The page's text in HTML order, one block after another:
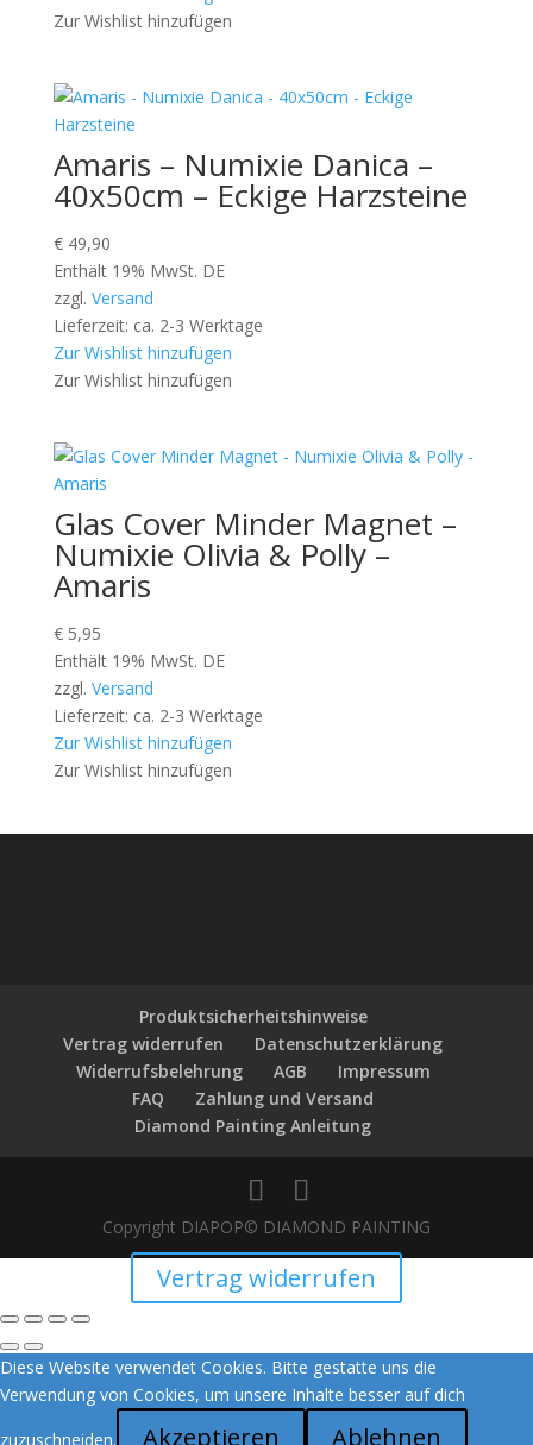
Zur Wishlist hinzufügen
Amaris – Numixie Danica –
40x50cm – Eckige Harzsteine
€49,90
Enthält 19% MwSt. DE
zzgl. Versand
Lieferzeit: ca. 2-3 Werktage
Zur Wishlist hinzufügen
Zur Wishlist hinzufügen
Glas Cover Minder Magnet –
Numixie Olivia & Polly –
Amaris
€5,95
Enthält 19% MwSt. DE
zzgl. Versand
Lieferzeit: ca. 2-3 Werktage
Zur Wishlist hinzufügen
Zur Wishlist hinzufügen
Produktsicherheitshinweise
Vertrag widerrufen
Datenschutzerklärung
Widerrufsbelehrung
AGB
Impressum
FAQ
Zahlung und Versand
Diamond Painting Anleitung
Copyright DIAPOP© DIAMOND PAINTING
Vertrag widerrufen
Diese Website verwendet Cookies. Bitte gestatte uns die
Verwendung von Cookies, um unsere Inhalte besser auf dich
zuzuschneiden.
Akzeptieren Ablehnen